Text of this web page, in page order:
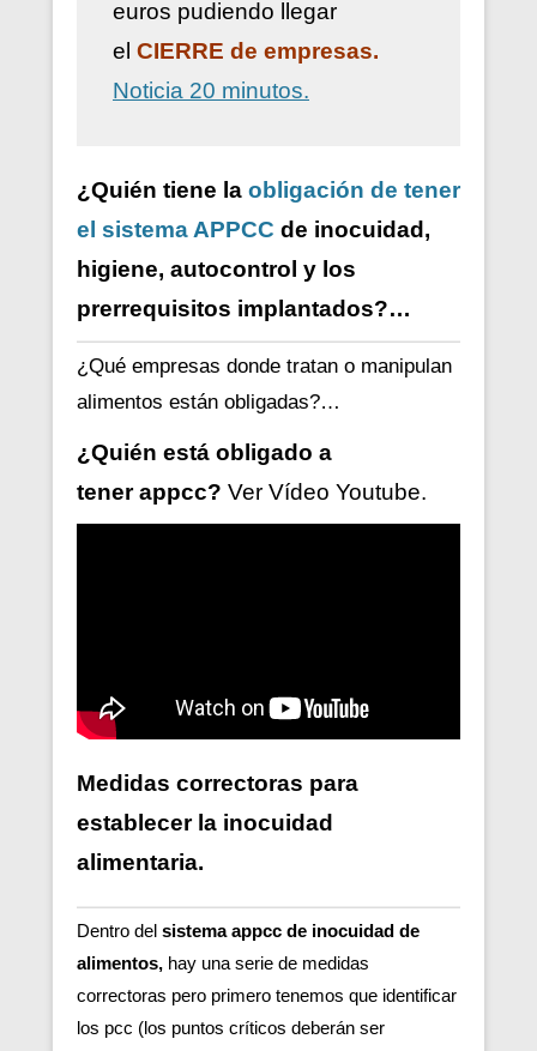
euros pudiendo llegar
el CIERRE de empresas.
Noticia 20 minutos.
¿Quién tiene la obligación de tener
el sistema APPCC de inocuidad,
higiene, autocontrol y los
prerrequisitos implantados?…
¿Qué empresas donde tratan o manipulan
alimentos están obligadas?…
¿Quién está obligado a
tenerappcc? Ver Vídeo Youtube.
Medidas correctoras para
establecer la inocuidad
alimentaria.
Dentro del sistema appcc de inocuidad de
alimentos, hay una serie de medidas
correctoras pero primero tenemos que identificar
los pcc (los puntos críticos deberán ser